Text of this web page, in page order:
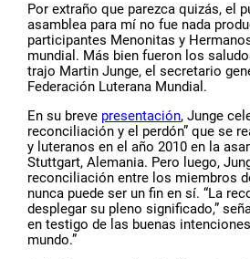
Por extraño que parezca quizás, el
asamblea para mí no fue nada
participantes Menonitas y
mundial. Más bien fueron los
trajo Martin Junge, el secretario
Federación Luterana Mundial.
En su breve presentación, Junge
reconciliación y el perdón” que se
y luteranos en el año 2010 en la
Stuttgart, Alemania. Pero luego,
reconciliación entre los miembros
nunca puede ser un fin en sí. “La
desplegar su pleno significado,”
en testigo de las buenas
mundo.”